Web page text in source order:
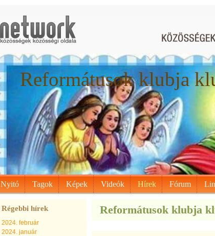
Reformátusok klubja
Nyitó Tagok Képek Videók Hírek Fórum
Régebbi hírek
2024. február
2024. január
Reformátusok klubja